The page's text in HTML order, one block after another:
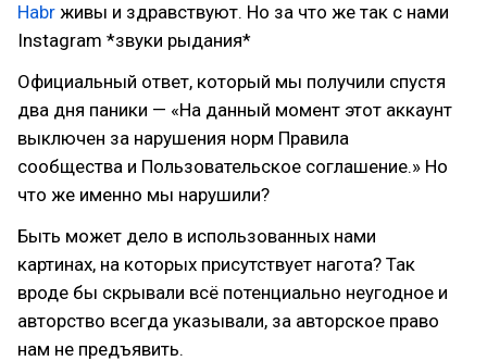
Habr живы и здравствуют. Но за что же так с нами
Instagram *звуки рыдания*
Официальный ответ, который мы получили спустя
два дня паники — «На данный момент этот аккаунт
выключен за нарушения норм Правила
сообщества и Пользовательское соглашение.» Но
что же именно мы нарушили?
Быть может дело в использованных нами
картинах, на которых присутствует нагота? Так
вроде бы скрывали всё потенциально неугодное и
авторство всегда указывали, за авторское право
нам не предъявить.